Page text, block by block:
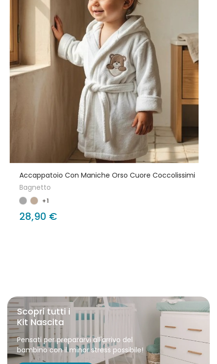
Accappatoio Con Maniche Orso Cuore Coccolissimi
Bagnetto
+1
28,90 €
Scopri tutti i
Kit Nascita
Pensati per prepararvi all'arrivo del
bambino con il minor stress possibile!